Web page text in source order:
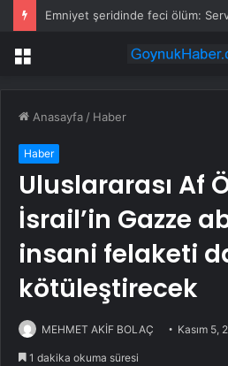
Menü
Anasayfa / Haber
Haber
Uluslararası Af
İsrail’in Gazze
insani felaketi
kötüleştirecek
MEHMET AKİF BOLAÇ Kasım 5,
1 dakika okuma süresi